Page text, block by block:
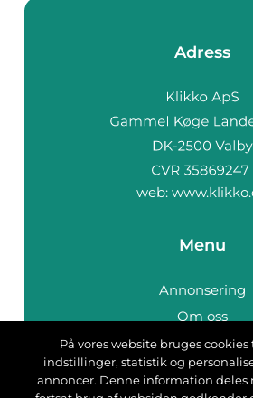
Adress
web:
Menu
Annonsering
Om oss
Cookies
Kontakta oss
Sitemap
På vores website bruges
indstillinger, statistik og
annoncer. Denne information deles